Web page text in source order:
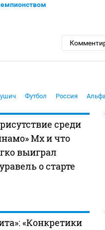
Футбол Россия
среди
Мх и что
выиграл
о старте
«Конкретики